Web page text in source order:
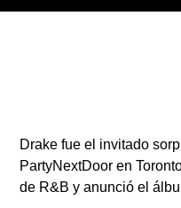
Drake fue el invitado
PartyNextDoor en
de R&B y anunció el